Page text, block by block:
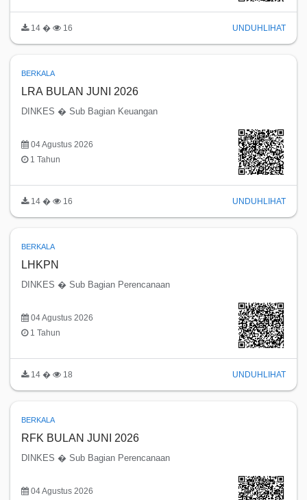
14 � 16 UNDUH LIHAT
BERKALA
LRA BULAN JUNI 2026
DINKES � Sub Bagian Keuangan
04 Agustus 2026
1 Tahun
14 � 16 UNDUH LIHAT
BERKALA
LHKPN
DINKES � Sub Bagian Perencanaan
04 Agustus 2026
1 Tahun
14 � 18 UNDUH LIHAT
BERKALA
RFK BULAN JUNI 2026
DINKES � Sub Bagian Perencanaan
04 Agustus 2026